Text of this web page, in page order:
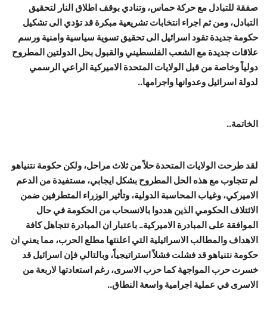
صفقة للتبادل مع حركة حماس، وتنادي بوقف اطلاق النار لتحقيق
التبادل، ومن ثم اجراء انتخابات تشريعية مبكرة قد تؤدي الى تشكيل
حكومة جديدة تقود اسرائيل الى تحقيق تسوية سياسية وامنية ورسم
علاقات جديدة مع الشعب الفلسطيني والقبول بحل الدولتين المطروح
دولياً وخاصة من قبل الولايات المتحدة الاميركية الراعي الرسمي
لدولة اسرائيل وعدوانها واجرامها..
الخاتمة..
لقد طرحت الولايات المتحدة حلاً من ثلاث مراحل، ولكن حكومة نتنياهو
لم تتجاوب مع هذه الحل المطروح بشكل ايجابي، مستفيدة من الدعم
الاميركي، وغياب المحاسبة الدولية، وتأثير الوزراء المتطرفين ضمن
الائتلاف الحكومي الذين هددوا بالانسحاب من الحكومة في حال
الموافقة على المبادرة الاميركية.. باعتبار ان المبادرة تتجاهل كافة
الاهداف والمطالب الاسرائيلية التي اعلنتها مطلع الحرب، مما يعني ان
حكومة نتنياهو قد فشلت فشلاً استراتيجياً، وبالتالي فإن اسرائيل قد
خسرت حرب المواجهة كما حرب الاسرى، رغم استعادتها لاربعة من
الاسرى في عملية اجرامية واسعة النطاق..